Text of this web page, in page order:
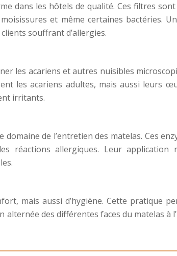
dans les hôtels de qualité. Ces filtres
et même certaines bactéries.
souffrant d’allergies.
les acariens et autres nuisibles
les acariens adultes, mais aussi leurs
irritants.
de l’entretien des matelas. Ces
réactions allergiques. Leur
mais aussi d’hygiène. Cette pratique
des différentes faces du matelas à